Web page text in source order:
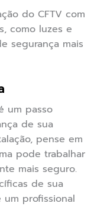
do CFTV com
como luzes e
segurança mais
um passo
de sua
pense em
pode trabalhar
mais seguro.
de sua
profissional